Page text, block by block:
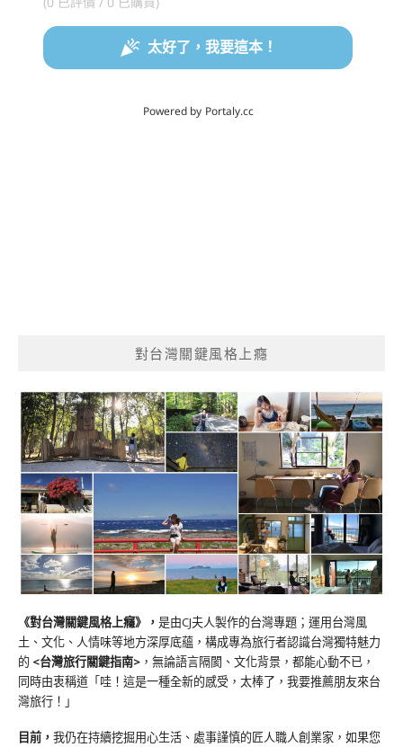
對台灣關鍵風格上癮
《對台灣關鍵風格上癮》 ， 是由CJ夫人製作的台灣專題；運用台灣風
土、文化、人情味等地方深厚底蘊，構成專為旅行者認識台灣獨特魅力
的 <台灣旅行關鍵指南> ，無論語言隔閡、文化背景，都能心動不已，
同時由衷稱道「哇！這是一種全新的感受，太棒了，我要推薦朋友來台
灣旅行！」
目前， 我仍在持續挖掘用心生活、處事謹慎的匠人職人創業家，如果您